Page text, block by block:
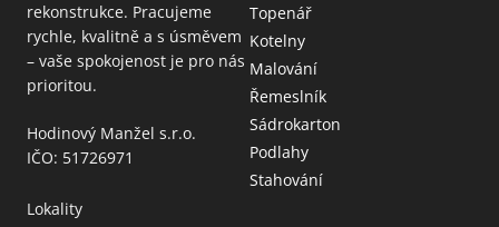
rekonstrukce. Pracujeme
rychle, kvalitně a s úsměvem
– vaše spokojenost je pro nás
prioritou.
Hodinový Manžel s.r.o.
IČO: 51726971
Lokality
Topenář
Kotelny
Malování
Řemeslník
Sádrokarton
Podlahy
Stahování